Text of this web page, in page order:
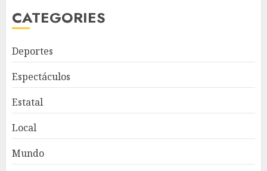
CATEGORIES
Deportes
Espectáculos
Estatal
Local
Mundo